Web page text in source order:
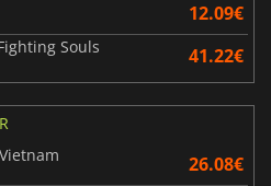
12.09€
Souls 41.22€
26.08€